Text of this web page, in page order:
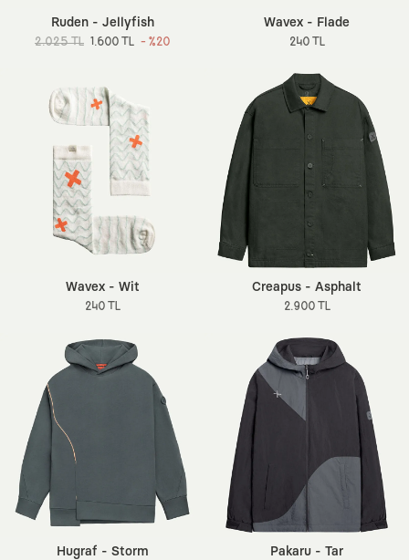
Ruden - Jellyfish
2.025 TL 1.600 TL - %20
Wavex - Flade
240 TL
Wavex - Wit
240 TL
Creapus - Asphalt
2.900 TL
Hugraf - Storm Pakaru - Tar